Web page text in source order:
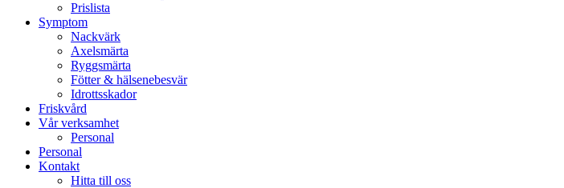
Prislista
Symptom
Nackvärk
Axelsmärta
Ryggsmärta
Fötter & hälsenebesvär
Idrottsskador
Friskvård
Vår verksamhet
Personal
Personal
Kontakt
Hitta till oss